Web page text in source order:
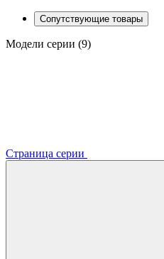
Сопутствующие товары
Модели серии (9)
Страница серии